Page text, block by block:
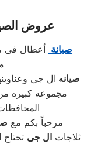
عروض
صيانة أعطال فى
صيانه ال جى
مجموعه كبيره
مرحباً بكم مع
ثلاجات ال جى